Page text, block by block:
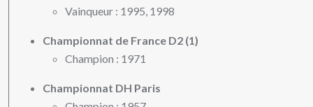
Vainqueur : 1995, 1998
Championnat de France D2 (1)
Champion : 1971
Championnat DH Paris